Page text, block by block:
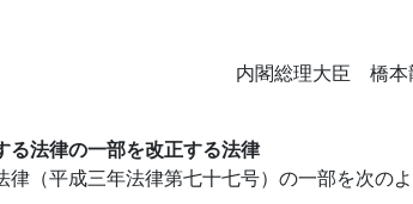
内閣総理大臣 橋本
る法律の一部を改正する法律
（平成三年法律第七十七号）の一部を次の